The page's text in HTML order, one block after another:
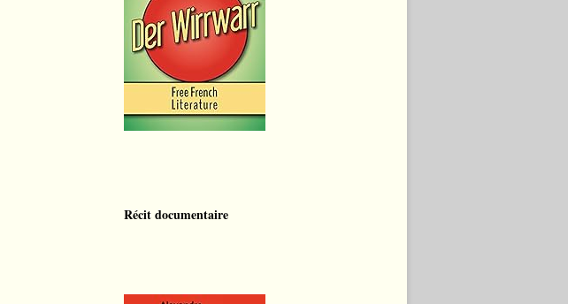
Récit documentaire